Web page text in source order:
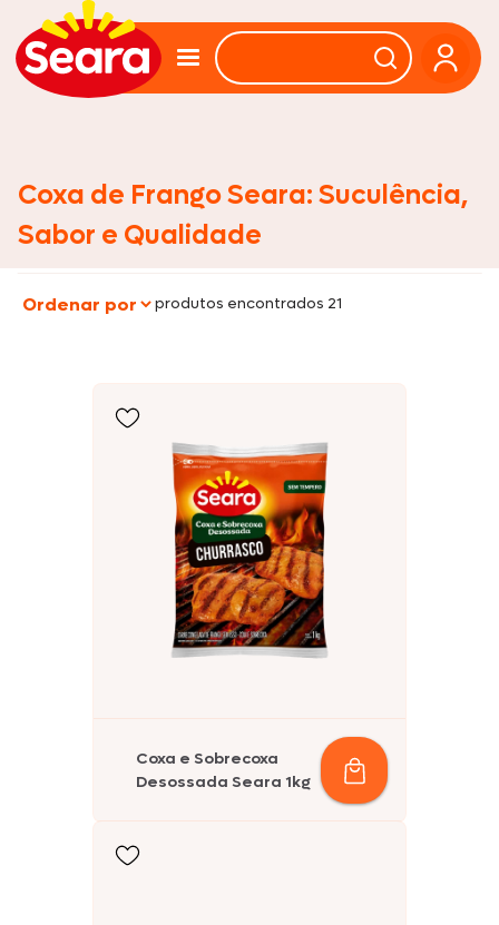
Coxa de Frango Seara: Suculência,
Sabor e Qualidade
produtos encontrados 21
Coxa e Sobrecoxa
Desossada Seara 1kg